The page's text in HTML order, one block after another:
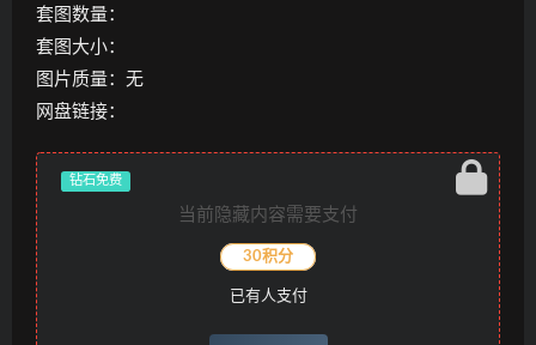
套图数量：
套图大小：
图片质量：无
网盘链接：
钻石免费
当前隐藏内容需要支付
30积分
已有 人支付